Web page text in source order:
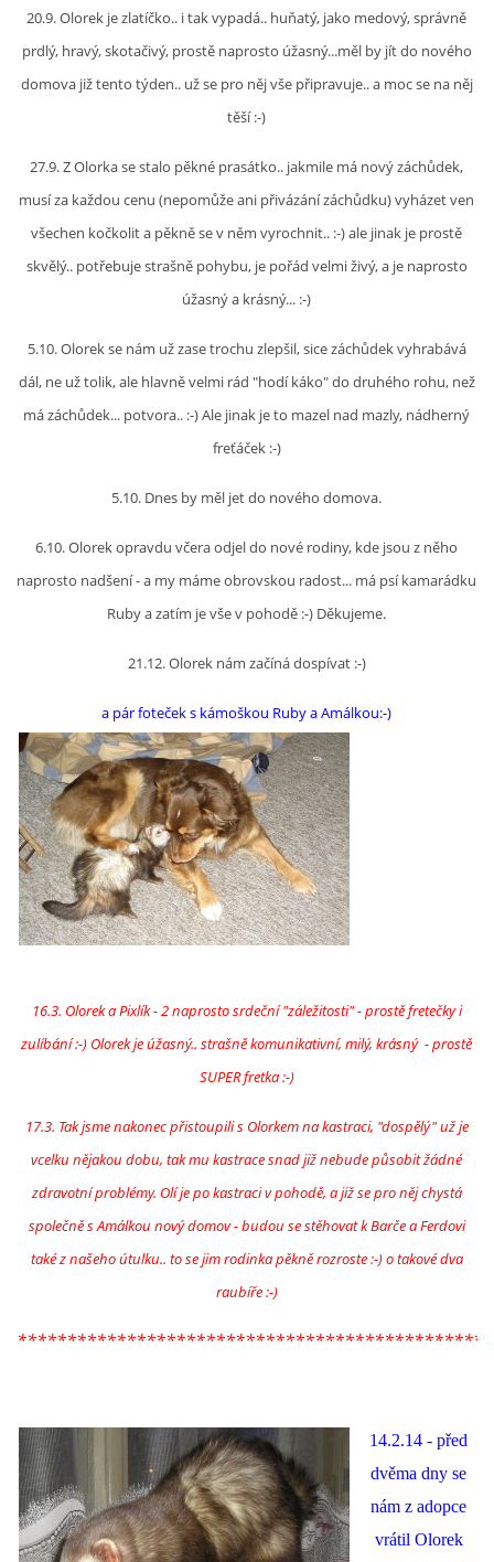
HISTORIE 2022
O NÁS :-)
VÝROČNÍ ZPRÁVY
KONTAKT
JAK NÁM POMOCI
NAPSALI O NÁS
NATÁČENÍ V TELEVIZI
SLUŽBY
HISTORIE - 2010 - 2020
JAK NÁM POMOCI - POMÁHAJÍ NÁM :-)
Fretky Boleslav, z.s.
Trnová 15
294 25 Katusice
info@fretkyboleslav.cz
© 2026 eStránky.cz RSS | Aktualizováno: 1. 8. 2026
Nahoru ↑
20.9. Olorek je zlatíčko.. i tak vypadá.. huňatý, jako medový, správně
prdlý, hravý, skotačivý, prostě naprosto úžasný...měl by jít do nového
domova již tento týden.. už se pro něj vše připravuje.. a moc se na něj
těší :-)
27.9. Z Olorka se stalo pěkné prasátko.. jakmile má nový záchůdek,
musí za každou cenu (nepomůže ani přivázání záchůdku) vyházet ven
všechen kočkolit a pěkně se v něm vyrochnit.. :-) ale jinak je prostě
skvělý.. potřebuje strašně pohybu, je pořád velmi živý, a je naprosto
úžasný a krásný... :-)
5.10. Olorek se nám už zase trochu zlepšil, sice záchůdek vyhrabává
dál, ne už tolik, ale hlavně velmi rád "hodí káko" do druhého rohu, než
má záchůdek... potvora.. :-) Ale jinak je to mazel nad mazly, nádherný
freťáček :-)
5.10. Dnes by měl jet do nového domova.
6.10. Olorek opravdu včera odjel do nové rodiny, kde jsou z něho
naprosto nadšení - a my máme obrovskou radost... má psí kamarádku
Ruby a zatím je vše v pohodě :-) Děkujeme.
21.12. Olorek nám začíná dospívat :-)
a pár foteček s kámoškou Ruby a Amálkou:-)
16.3. Olorek a Pixlík - 2 naprosto srdeční "záležitosti" - prostě fretečky i
zulíbání :-) Olorek je úžasný.. strašně komunikativní, milý, krásný - prostě
SUPER fretka :-)
17.3. Tak jsme nakonec přistoupili s Olorkem na kastraci, "dospělý" už je
vcelku nějakou dobu, tak mu kastrace snad již nebude působit žádné
zdravotní problémy. Olí je po kastraci v pohodě, a již se pro něj chystá
společně s Amálkou nový domov - budou se stěhovat k Barče a Ferdovi
také z našeho útulku.. to se jim rodinka pěkně rozroste :-) o takové dva
raubíře :-)
14.2.14 - před
dvěma dny se
nám z adopce
vrátil Olorek